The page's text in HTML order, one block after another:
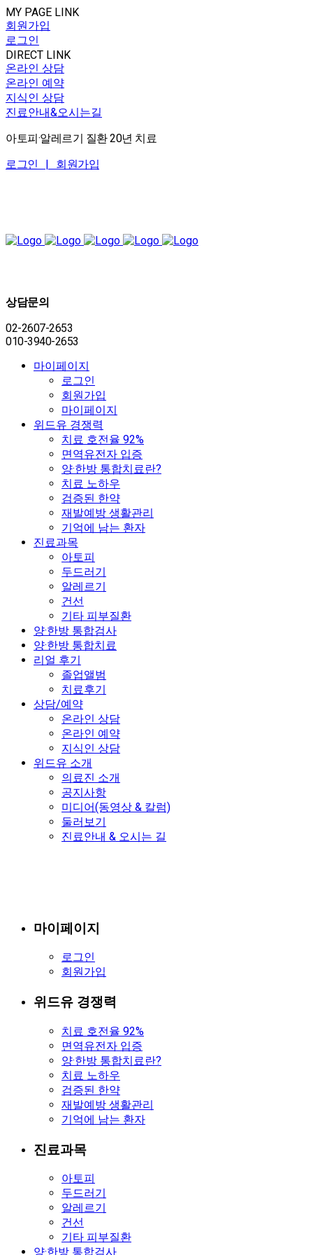
MY PAGE LINK
회원가입
로그인
DIRECT LINK
온라인 상담
온라인 예약
지식인 상담
진료안내&오시는길
아토피·알레르기 질환 20년 치료
로그인 | 회원가입
상담문의
02-2607-2653
010-3940-2653
마이페이지
로그인
회원가입
마이페이지
위드유 경쟁력
치료 호전율 92%
면역유전자 입증
양·한방 통합치료란?
치료 노하우
검증된 한약
재발예방 생활관리
기억에 남는 환자
진료과목
아토피
두드러기
알레르기
건선
기타 피부질환
양·한방 통합검사
양·한방 통합치료
리얼 후기
졸업앨범
치료후기
상담/예약
온라인 상담
온라인 예약
지식인 상담
위드유 소개
의료진 소개
공지사항
미디어(동영상 & 칼럼)
둘러보기
진료안내 & 오시는 길
마이페이지
로그인
회원가입
위드유 경쟁력
치료 호전율 92%
면역유전자 입증
양·한방 통합치료란?
치료 노하우
검증된 한약
재발예방 생활관리
기억에 남는 환자
진료과목
아토피
두드러기
알레르기
건선
기타 피부질환
양·한방 통합검사